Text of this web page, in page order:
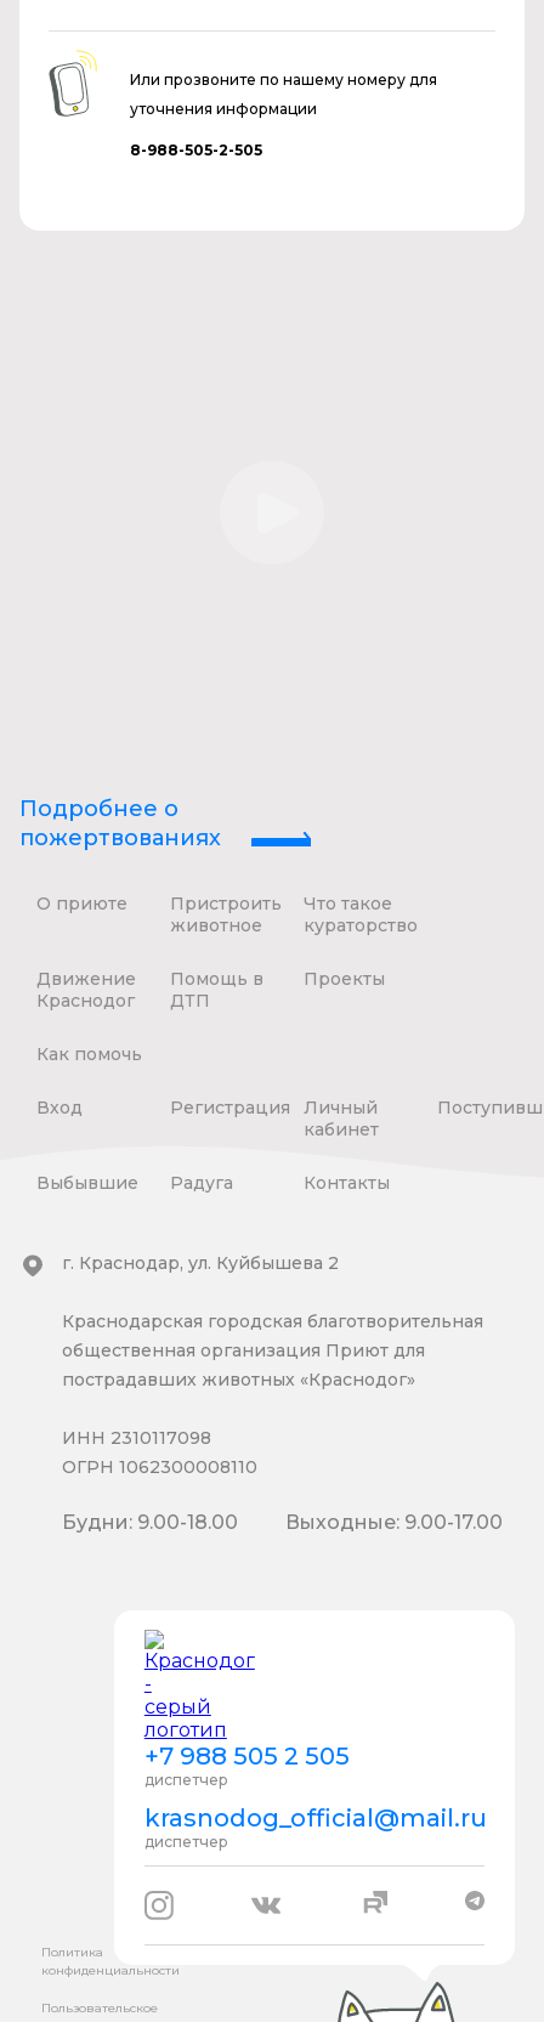
Или прозвоните по нашему номеру для
уточнения информации
8-988-505-2-505
Подробнее о
пожертвованиях
О приюте
Пристроить
животное
Что такое
кураторство
Движение
Краснодог
Помощь в
ДТП
Проекты
Как помочь
Вход Регистрация
Личный
кабинет
Выбывшие Радуга Контакты
+7 988 505 2 505
диспетчер
krasnodog_official@mail.ru
диспетчер
г. Краснодар, ул. Куйбышева 2
Краснодарская городская благотворительная
общественная организация Приют для
пострадавших животных «Краснодог»
ИНН 2310117098
ОГРН 1062300008110
Будни: 9.00-18.00 Выходные: 9.00-17.00
Политика
конфиденциальности
Пользовательское